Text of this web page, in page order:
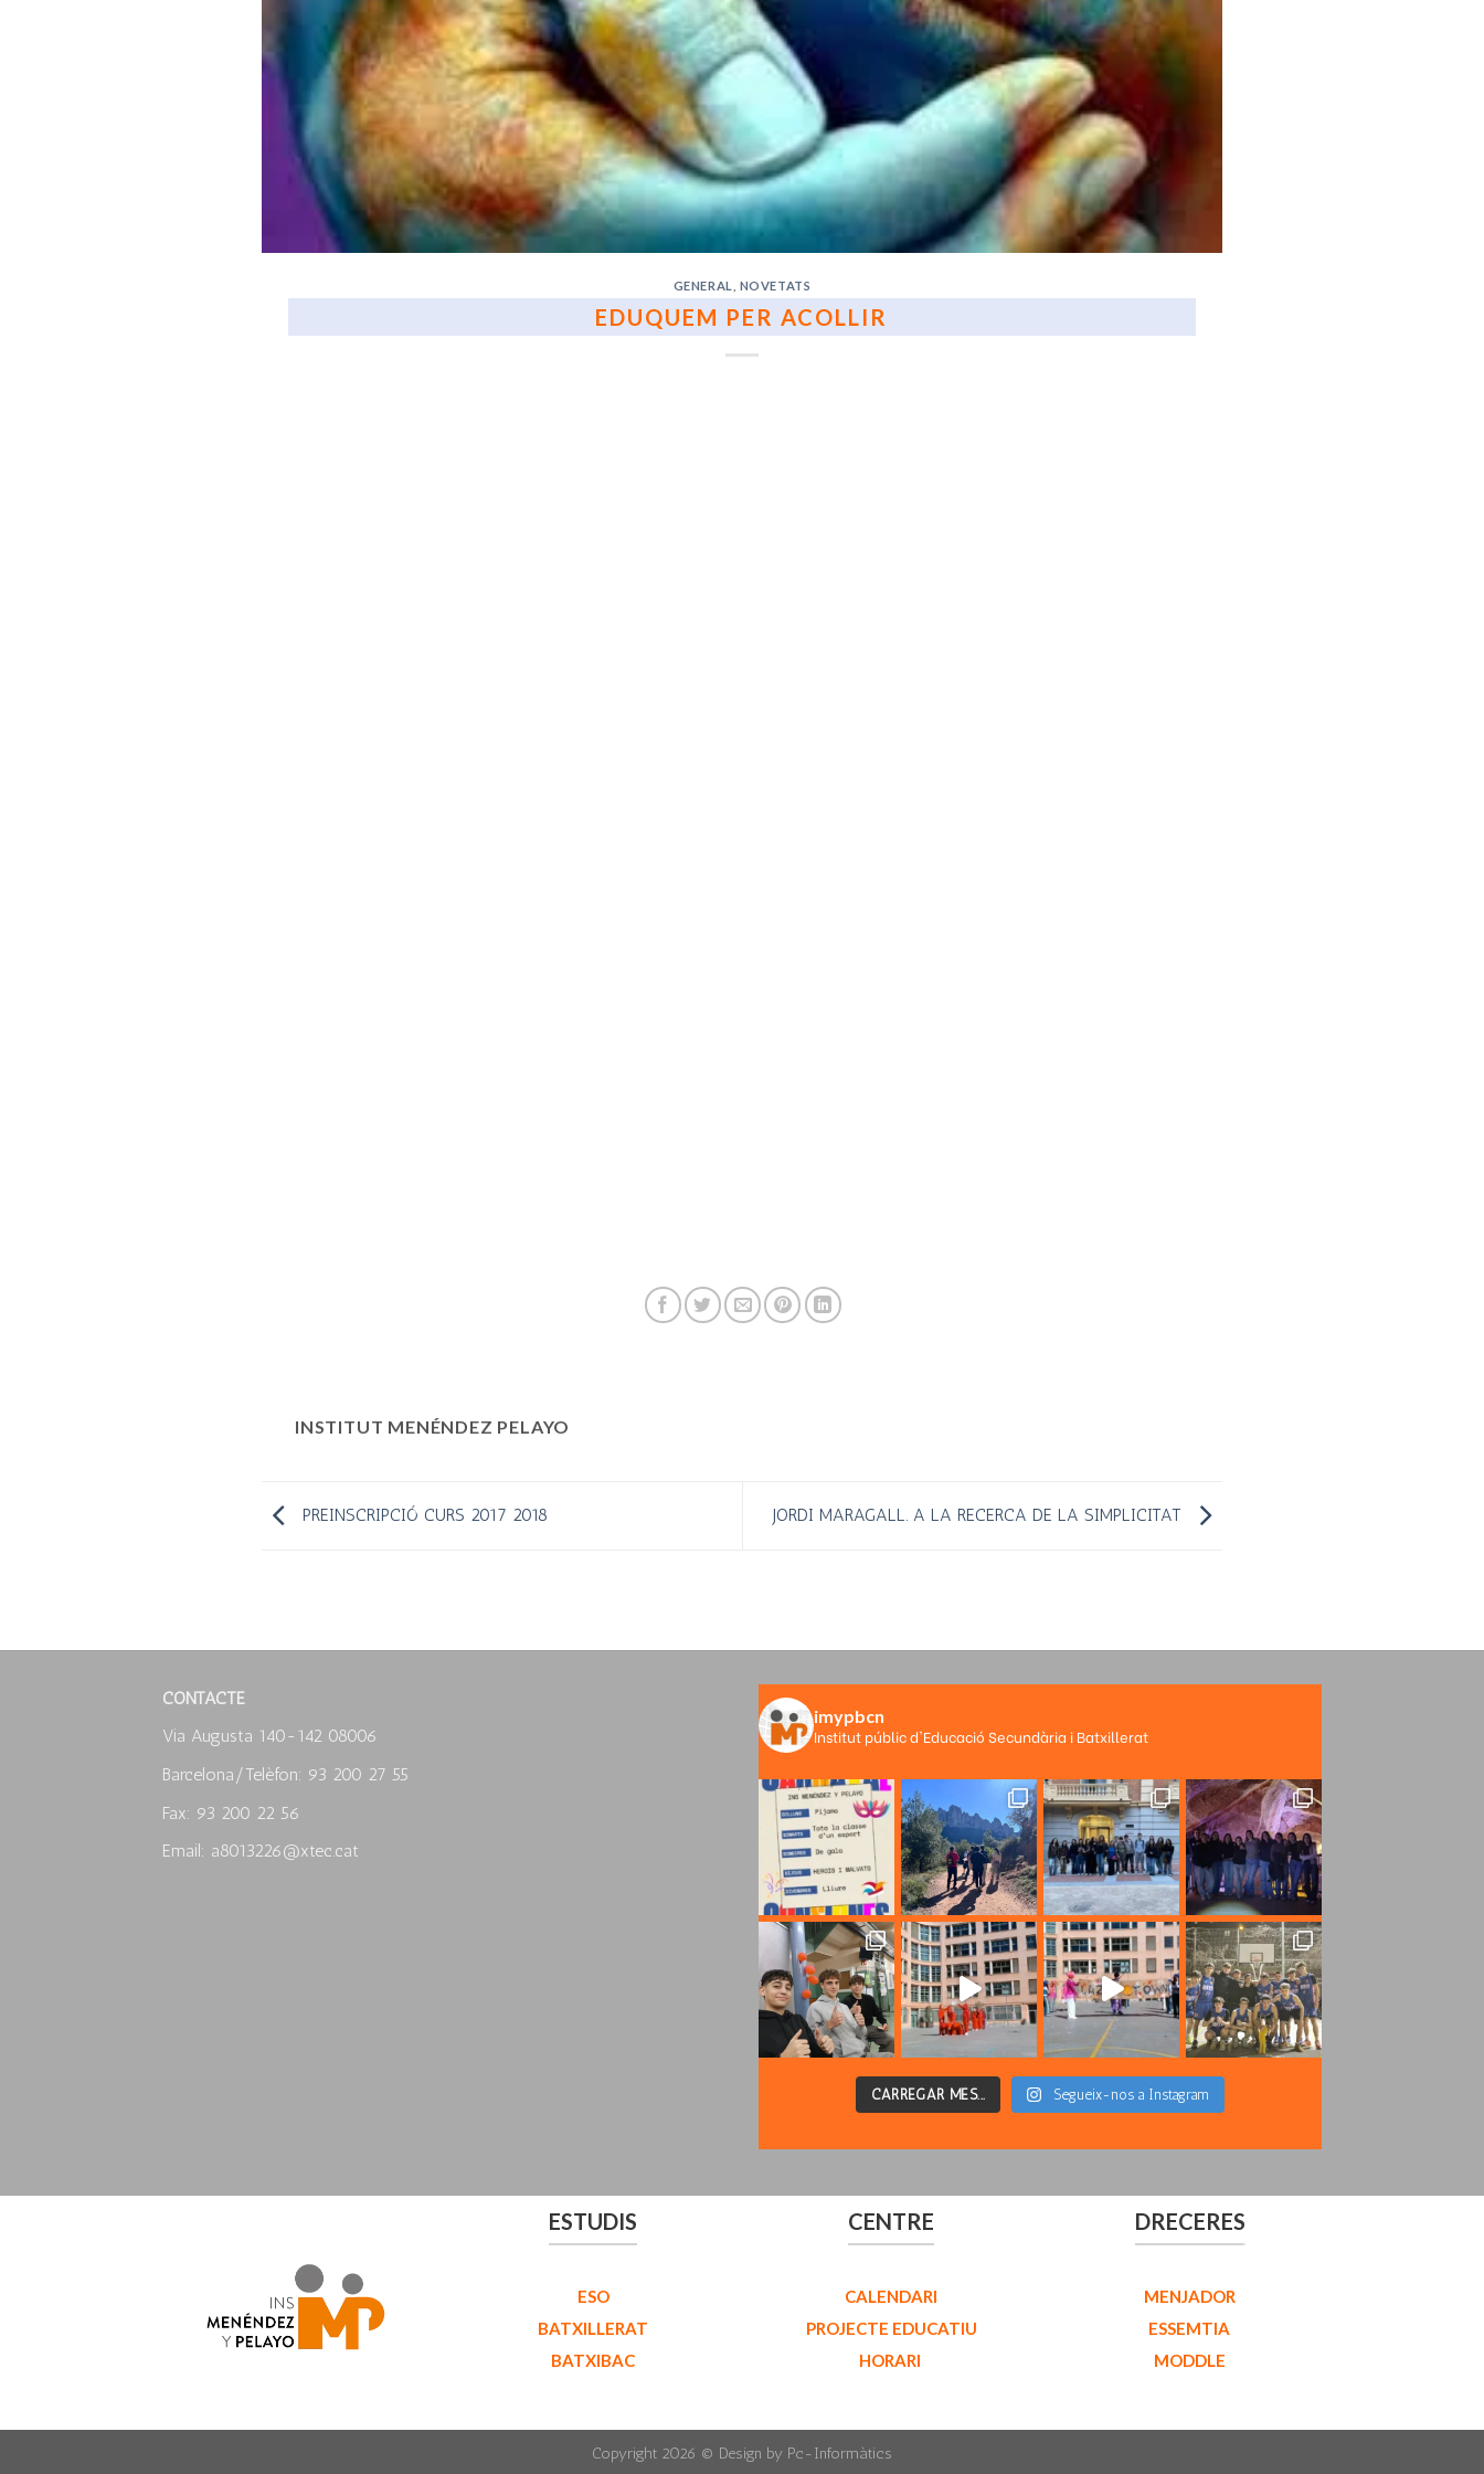
GENERAL NOVETATS
EDUQUEM PER ACOLLIR
INSTITUT MENÉNDEZ PELAYO
PREINSCRIPCIÓ CURS 2017 2018 JORDI MARAGALL. A LA RECERCA DE LA SIMPLICITAT
CONTACTE
Via Augusta 140-142 08006
Barcelona/Telèfon: 93 200 27 55
Fax: 93 200 22 56
Email: a8013226@xtec.cat
imypbcn
Institut públic d'Educació Secundària i Batxillerat
CARREGAR MÉS... Segueix-nos a Instagram
ESTUDIS
ESO
BATXILLERAT
BATXIBAC
CENTRE
CALENDARI
PROJECTE EDUCATIU
HORARI
DRECERES
MENJADOR
ESSEMTIA
MODDLE
Copyright 2026 © Design by Pc-Informàtics